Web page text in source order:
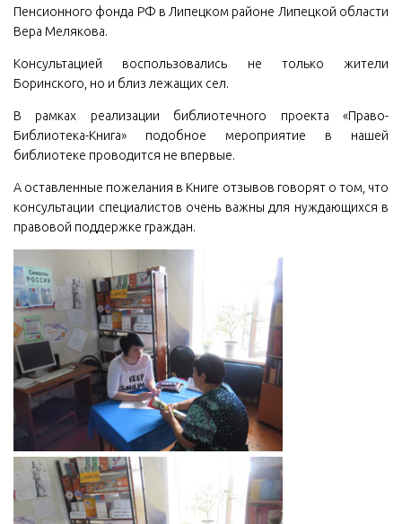
Пенсионного фонда РФ в Липецком районе Липецкой области
Вера Мелякова.
Консультацией воспользовались не только жители
Боринского, но и близ лежащих сел.
В рамках реализации библиотечного проекта «Право-
Библиотека-Книга» подобное мероприятие в нашей
библиотеке проводится не впервые.
А оставленные пожелания в Книге отзывов говорят о том, что
консультации специалистов очень важны для нуждающихся в
правовой поддержке граждан.